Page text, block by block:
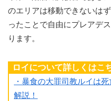
のエリアは移動できないは
ったことで自由にプレアデ
ります。
ロイについて詳しくはこ
・暴食の大罪司教ルイは
解説！